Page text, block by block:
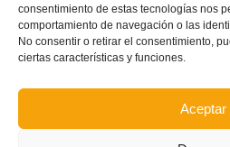
consentimiento de estas tecnologías nos
comportamiento de navegación o las
No consentir o retirar el consentimiento,
ciertas características y funciones.
Aceptar